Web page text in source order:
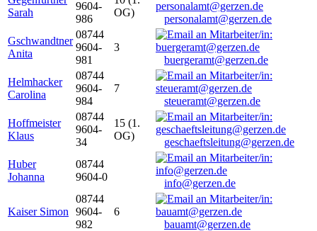
Sarah
9604-
986
OG)
personalamt@gerzen.de
Gschwandtner
Anita
08744
9604-
981
3
buergeramt@gerzen.de
Helmhacker
Carolina
08744
9604-
984
7
steueramt@gerzen.de
Hoffmeister
Klaus
08744
9604-
34
15 (1.
OG)
geschaeftsleitung@gerzen.de
Huber
Johanna
08744
9604-0
info@gerzen.de
Kaiser Simon
08744
9604-
982
6
bauamt@gerzen.de